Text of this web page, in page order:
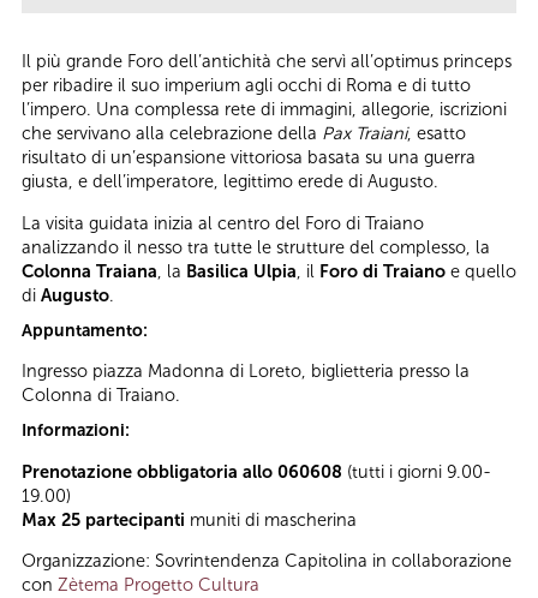
Il più grande Foro dell’antichità che servì all’optimus princeps
per ribadire il suo imperium agli occhi di Roma e di tutto
l’impero. Una complessa rete di immagini, allegorie, iscrizioni
che servivano alla celebrazione della Pax Traiani, esatto
risultato di un’espansione vittoriosa basata su una guerra
giusta, e dell’imperatore, legittimo erede di Augusto.
La visita guidata inizia al centro del Foro di Traiano
analizzando il nesso tra tutte le strutture del complesso, la
Colonna Traiana , la Basilica Ulpia , il Foro di Traiano e quello
di Augusto.
Appuntamento:
Ingresso piazza Madonna di Loreto, biglietteria presso la
Colonna di Traiano.
Informazioni:
Prenotazione obbligatoria allo 060608 (tutti i giorni 9.00-
19.00)
Max 25 partecipanti muniti di mascherina
Organizzazione: Sovrintendenza Capitolina in collaborazione
con Zètema Progetto Cultura